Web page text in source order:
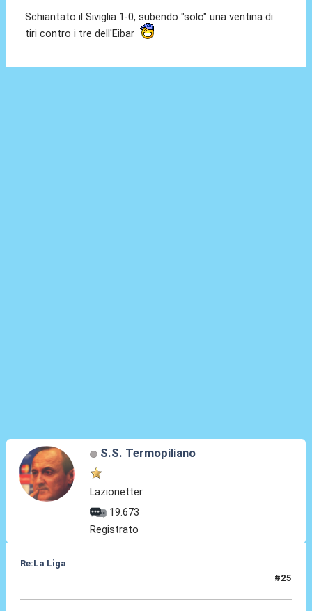
Schiantato il Siviglia 1-0, subendo "solo" una ventina di
tiri contro i tre dell'Eibar
S.S. Termopiliano
Lazionetter
19.673
Registrato
Re:La Liga
#25